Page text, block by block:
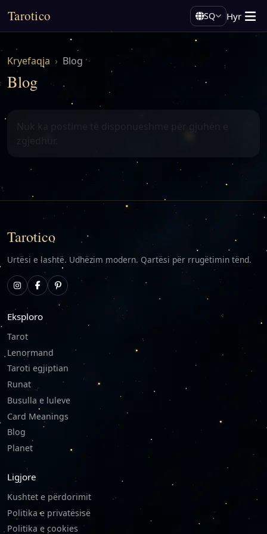
Tarotico SQ Hyr
Kryefaqja Blog
Blog
Tarotico
Urtësi e lashtë. Udhëzim modern. Qartësi për rrugëtimin tënd.
Eksploro
Tarot
Lenormand
Taroti egjiptian
Runat
Busulla e luleve
Card Meanings
Blog
Planet
Ligjore
Kushtet e përdorimit
Politika e privatësisë
Politika e cookies